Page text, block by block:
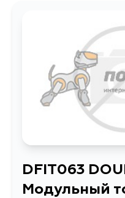
DFIT063
Модульный